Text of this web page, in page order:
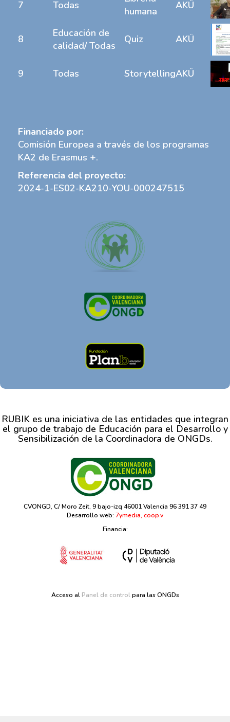
7 Todas
humana
AKÜ
8
Educación de
calidad/ Todas
Quiz AKÜ
9 Todas StorytellingAKÜ
Financiado por:
Comisión Europea a través de los programas
KA2 de Erasmus +.
Referencia del proyecto:
2024-1-ES02-KA210-YOU-000247515
RUBIK es una iniciativa de las entidades que integran
el grupo de trabajo de Educación para el Desarrollo y
Sensibilización de la Coordinadora de ONGDs.
CVONGD, C/ Moro Zeit, 9 bajo-izq 46001 Valencia 96 391 37 49
Desarrollo web: 7ymedia, coop.v
Financia:
Acceso al Panel de controlpara las ONGDs